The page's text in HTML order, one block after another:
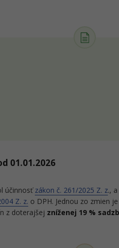
01.01.2026
účinnosť zákon č. 261/2025 Z. z., a
Z. z. o DPH. Jednou zo zmien
z doterajšej zníženej 19 %